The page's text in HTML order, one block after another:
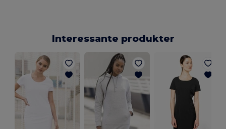
Interessante produkter